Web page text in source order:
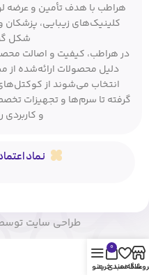
هراطب با هدف تأمین و عرضه
کلینیک‌های زیبایی،
شکل
در هراطب، کیفیت و اصالت
دلیل محصولات ارائه‌شده از
انتخاب می‌شوند از
گرفته تا سرم‌ها و تجهیزات
و کاربردی
نماد
طراحی سایت
علاقه مندی
0
سبد خریدمنو